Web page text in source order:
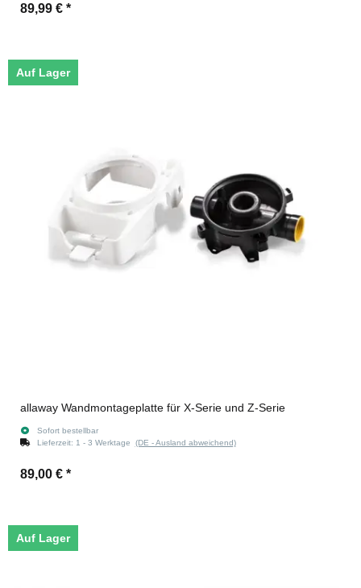
89,99 € *
Auf Lager
allaway Wandmontageplatte für X-Serie und Z-Serie
Sofort bestellbar
Lieferzeit: 1 - 3 Werktage (DE - Ausland abweichend)
89,00 € *
Auf Lager